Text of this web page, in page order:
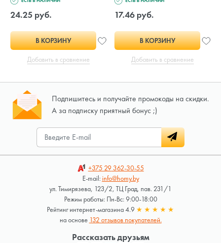
24.25 руб.
В КОРЗИНУ
Добавить в сравнение
17.46 руб.
В КОРЗИНУ
Добавить в сравнение
Подпишитесь и получайте промокоды на скидки.
А за подписку приятный бонус ;)
+375 29362-30-55
E-mail:info@homy.by
ул. Тимирязева, 123/2, ТЦ Град, пав. 231/1
Режим работы: Пн-Вс: 9:00-18:00
Рейтинг интернет-магазина 4.9 ★ ★ ★ ★ ★
на основе 132 отзывов покупателей.
Рассказать друзьям